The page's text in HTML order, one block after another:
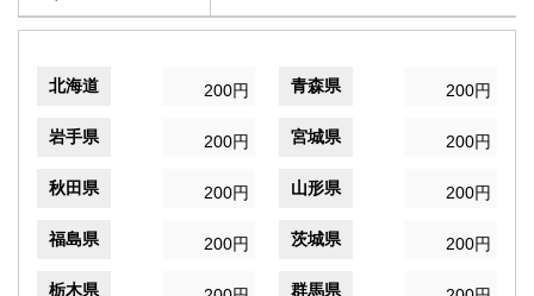
北海道 200円 青森県 200円
岩手県 200円 宮城県 200円
秋田県 200円 山形県 200円
福島県 200円 茨城県 200円
栃木県 群馬県